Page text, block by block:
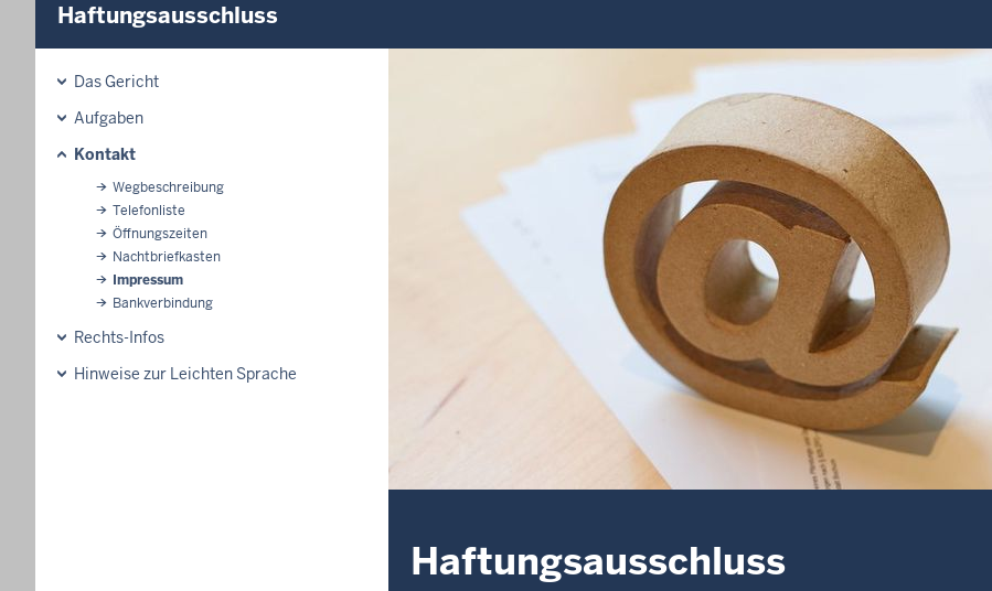
Haftungsausschluss
Das Gericht
Aufgaben
Kontakt
Wegbeschreibung
Telefonliste
Öffnungszeiten
Nachtbriefkasten
Impressum
Bankverbindung
Rechts-Infos
Hinweise zur Leichten Sprache
Haftungsausschluss